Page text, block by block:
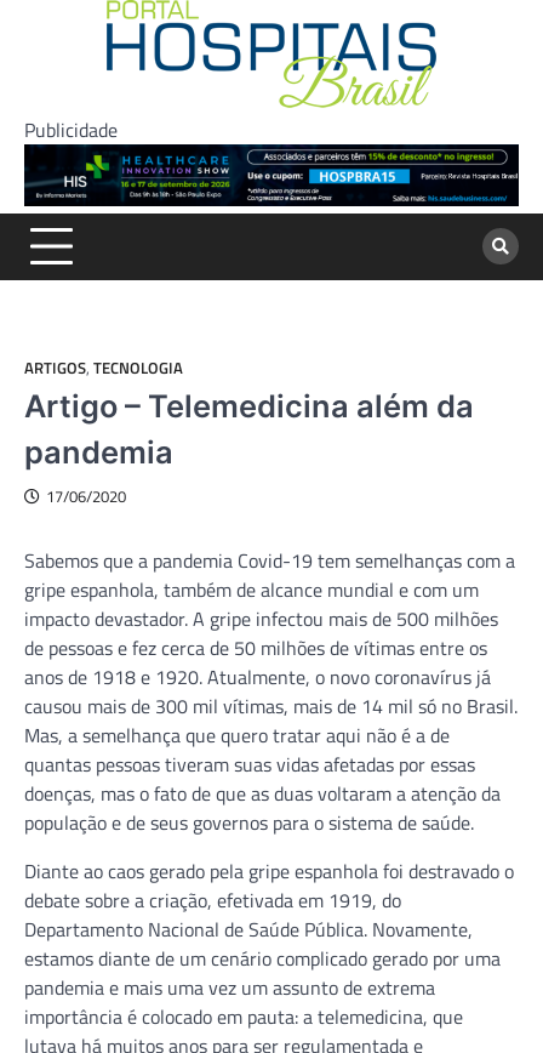
Publicidade
ARTIGOS, TECNOLOGIA
Artigo – Telemedicina além da
pandemia
17/06/2020
Sabemos que a pandemia Covid-19 tem semelhanças com a
gripe espanhola, também de alcance mundial e com um
impacto devastador. A gripe infectou mais de 500 milhões
de pessoas e fez cerca de 50 milhões de vítimas entre os
anos de 1918 e 1920. Atualmente, o novo coronavírus já
causou mais de 300 mil vítimas, mais de 14 mil só no Brasil.
Mas, a semelhança que quero tratar aqui não é a de
quantas pessoas tiveram suas vidas afetadas por essas
doenças, mas o fato de que as duas voltaram a atenção da
população e de seus governos para o sistema de saúde.
Diante ao caos gerado pela gripe espanhola foi destravado o
debate sobre a criação, efetivada em 1919, do
Departamento Nacional de Saúde Pública. Novamente,
estamos diante de um cenário complicado gerado por uma
pandemia e mais uma vez um assunto de extrema
importância é colocado em pauta: a telemedicina, que
lutava há muitos anos para ser regulamentada e